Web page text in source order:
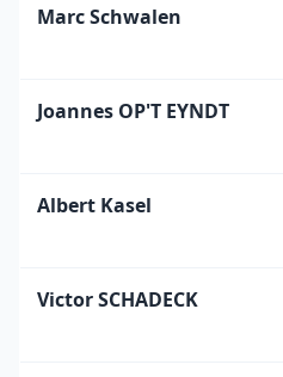
Marc Schwalen
Joannes OP'T EYNDT
Albert Kasel
Victor SCHADECK